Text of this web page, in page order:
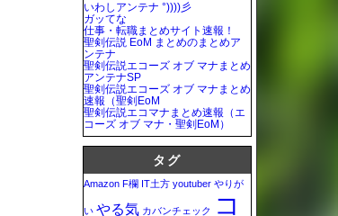
いわしアンテナ °))))彡
ガッてな
仕事・転職まとめサイト速報！
聖剣伝説 EoM まとめのまとめア
ンテナ
聖剣伝説エコーズ オブ マナまとめ
アンテナSP
聖剣伝説エコーズ オブ マナまとめ
速報（聖剣EoM
聖剣伝説エコマナまとめ速報（エ
コーズ オブ マナ・聖剣EoM）
タグ
Amazon F欄 IT土方 youtuber やりが
い やる気 カバンチェック
コ